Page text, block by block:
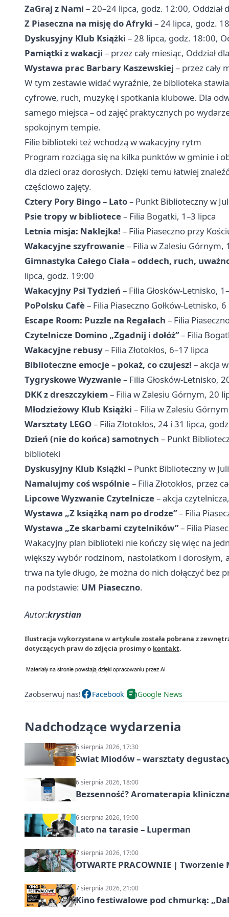
ZaGraj z Nami – 20–24 lipca, godz. 12:00, Oddział
Z Piaseczna na misję do Afryki – 24 lipca, godz.
Dyskusyjny Klub Książki – 28 lipca, godz. 18:00,
Pamiątki z wakacji – przez cały miesiąc, Oddział
Wystawa prac Barbary Kaszewskiej – przez cały
W tym zestawie widać wyraźnie, że biblioteka
cyfrowe, ruch, muzykę i spotkania klubowe. Dla
samego miejsca – od zajęć praktycznych po
spokojnym tempie.
Filie biblioteki też wchodzą w wakacyjny rytm
Program rozciąga się na kilka punktów w gminie i
dla dzieci oraz dorosłych. Dzięki temu łatwiej
częściowo zajęty.
Cztery Pory Bingo – Lato– Punkt Biblioteczny w
Psie tropy w bibliotece– Filia Bogatki, 1–3 lipca
Letnia misja: Naklejka! – Filia Piaseczno przy
Wakacyjne szyfrowanie– Filia w Zalesiu Górnym,
Gimnastyka Całego Ciała – oddech, ruch,
lipca, godz. 19:00
Wakacyjny Psi Tydzień – Filia Głosków-Letnisko,
PoPolsku Cafè– Filia Piaseczno Gołków-Letnisko,
Escape Room: Puzzle na Regałach – Filia
Czytelnicze Domino „Zgadnij i dołóż”– Filia
Wakacyjne rebusy– Filia Złotokłos, 6–17 lipca
Biblioteczne emocje – pokaż, co czujesz! – akcja
Tygryskowe Wyzwanie– Filia Głosków-Letnisko,
DKK z dreszczykiem– Filia w Zalesiu Górnym, 20
Młodzieżowy Klub Książki – Filia w Zalesiu
Warsztaty LEGO– Filia Złotokłos, 24 i 31 lipca,
Dzień (nie do końca) samotnych – Punkt
biblioteki
Dyskusyjny Klub Książki – Punkt Biblioteczny w
Namalujmy coś wspólnie– Filia Złotokłos, przez
Lipcowe Wyzwanie Czytelnicze– akcja
Wystawa „Z książką nam po drodze”– Filia
Wystawa „Ze skarbami czytelników”– Filia
Wakacyjny plan biblioteki nie kończy się więc na
większy wybór rodzinom, nastolatkom i dorosłym,
trwa na tyle długo, że można do nich dołączyć bez
na podstawie: UM Piaseczno.
Autor:krystian
Ilustracja wykorzystana w artykule została pobrana z
dotyczących praw do zdjęcia prosimy o kontakt.
Zaobserwuj nas! Facebook Google News
Nadchodzące wydarzenia
6 sierpnia 2026, 17:30
Świat Miodów – warsztaty
6 sierpnia 2026, 18:00
Bezsenność? Aromaterapia
6 sierpnia 2026, 19:00
Lato na tarasie – Luperman
7 sierpnia 2026, 17:00
OTWARTE PRACOWNIE |
7 sierpnia 2026, 21:00
Kino festiwalowe pod chmurką: